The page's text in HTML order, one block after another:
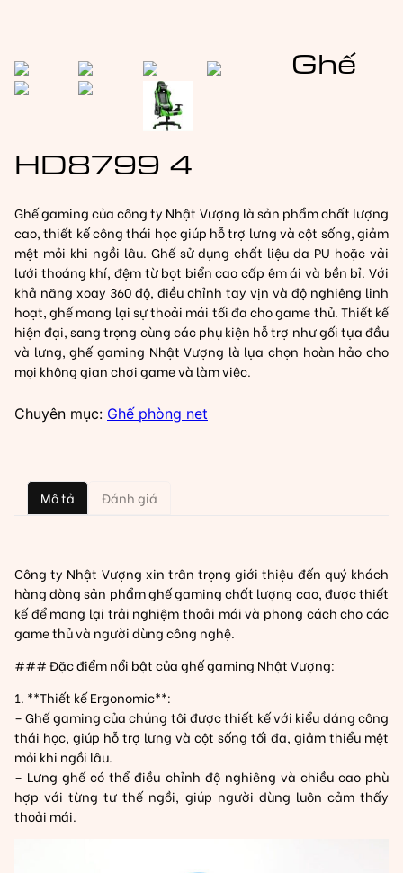
Ghế
HD8799 4
Ghế gaming của công ty Nhật Vượng là sản phẩm chất lượng
cao, thiết kế công thái học giúp hỗ trợ lưng và cột sống, giảm
mệt mỏi khi ngồi lâu. Ghế sử dụng chất liệu da PU hoặc vải
lưới thoáng khí, đệm từ bọt biển cao cấp êm ái và bền bỉ. Với
khả năng xoay 360 độ, điều chỉnh tay vịn và độ nghiêng linh
hoạt, ghế mang lại sự thoải mái tối đa cho game thủ. Thiết kế
hiện đại, sang trọng cùng các phụ kiện hỗ trợ như gối tựa đầu
và lưng, ghế gaming Nhật Vượng là lựa chọn hoàn hảo cho
mọi không gian chơi game và làm việc.
Chuyên mục: Ghế phòng net
Mô tả Đánh giá
Công ty Nhật Vượng xin trân trọng giới thiệu đến quý khách
hàng dòng sản phẩm ghế gaming chất lượng cao, được thiết
kế để mang lại trải nghiệm thoải mái và phong cách cho các
game thủ và người dùng công nghệ.
### Đặc điểm nổi bật của ghế gaming Nhật Vượng:
1. **Thiết kế Ergonomic**:
– Ghế gaming của chúng tôi được thiết kế với kiểu dáng công
thái học, giúp hỗ trợ lưng và cột sống tối đa, giảm thiểu mệt
mỏi khi ngồi lâu.
– Lưng ghế có thể điều chỉnh độ nghiêng và chiều cao phù
hợp với từng tư thế ngồi, giúp người dùng luôn cảm thấy
thoải mái.